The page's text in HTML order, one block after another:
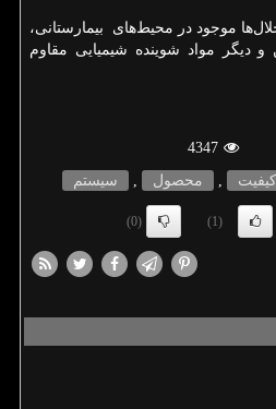
موجود در محیط‌های بیمارستانی،
و دیگر مواد شوینده شیمیایی مقاوم
4347
كیفیت , محصول , سیستم
(1)
(0)